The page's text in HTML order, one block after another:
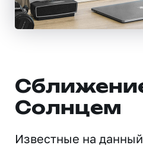
Солнцем
Известные на